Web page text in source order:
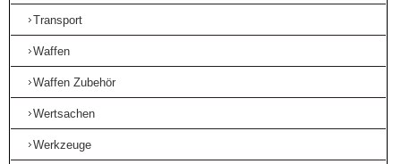
Transport
Waffen
Waffen Zubehör
Wertsachen
Werkzeuge